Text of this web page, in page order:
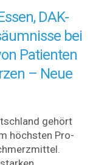
DAK-
bei
Patienten
– Neue
gehört
höchsten Pro-